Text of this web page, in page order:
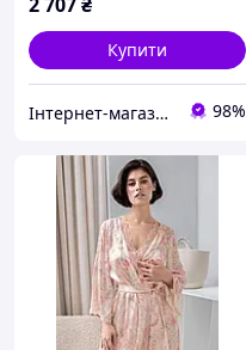
Купити
Інтернет-магазин "Carmen" 98%